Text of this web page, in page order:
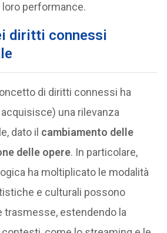
performance.
diritti connessi
di diritti connessi ha
una rilevanza
dato il cambiamento delle
delle opere. In particolare,
ha moltiplicato le modalità
e culturali possono
trasmesse, estendendo la